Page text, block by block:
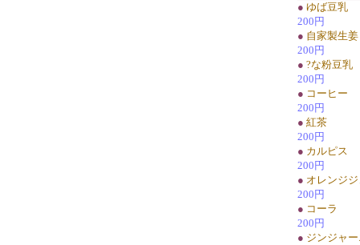
● ゆば豆乳
200円
● 自家製生
200円
● ?な粉豆乳
200円
● コーヒー
200円
● 紅茶
200円
● カルピス
200円
● オレンジ
200円
● コーラ
200円
● ジンジャ